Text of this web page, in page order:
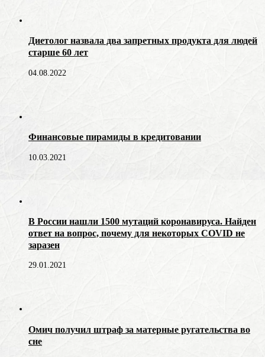
Диетолог назвала два запретных продукта для людей
старше 60 лет
04.08.2022
Финансовые пирамиды в кредитовании
10.03.2021
В России нашли 1500 мутаций коронавируса. Найден
ответ на вопрос, почему для некоторых COVID не
заразен
29.01.2021
Омич получил штраф за матерные ругательства во
сне